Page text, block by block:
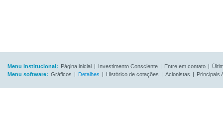
Menu institucional: Página inicial | Investimento Consciente | Entre em contato |
Menu software: Gráficos | Detalhes | Histórico de cotações | Acionistas | Principais